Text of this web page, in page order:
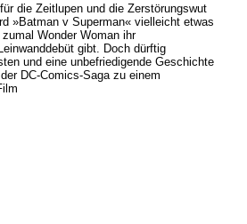
die Zeitlupen und die Zerstörungswut
»Batman v Superman« vielleicht etwas
Wonder Woman ihr
gibt. Doch dürftig
und eine unbefriedigende Geschichte
DC-Comics-Saga zu einem